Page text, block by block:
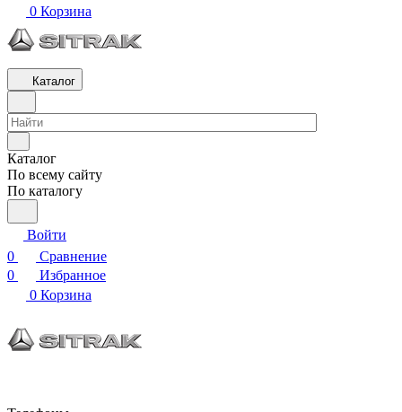
0 Корзина
Каталог
Каталог
По всему сайту
По каталогу
Войти
0
Сравнение
0
Избранное
0 Корзина